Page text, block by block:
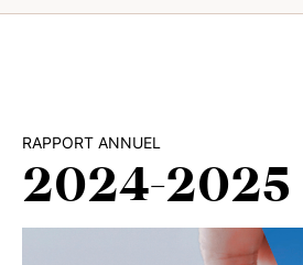
RAPPORT ANNUEL
2024-2025